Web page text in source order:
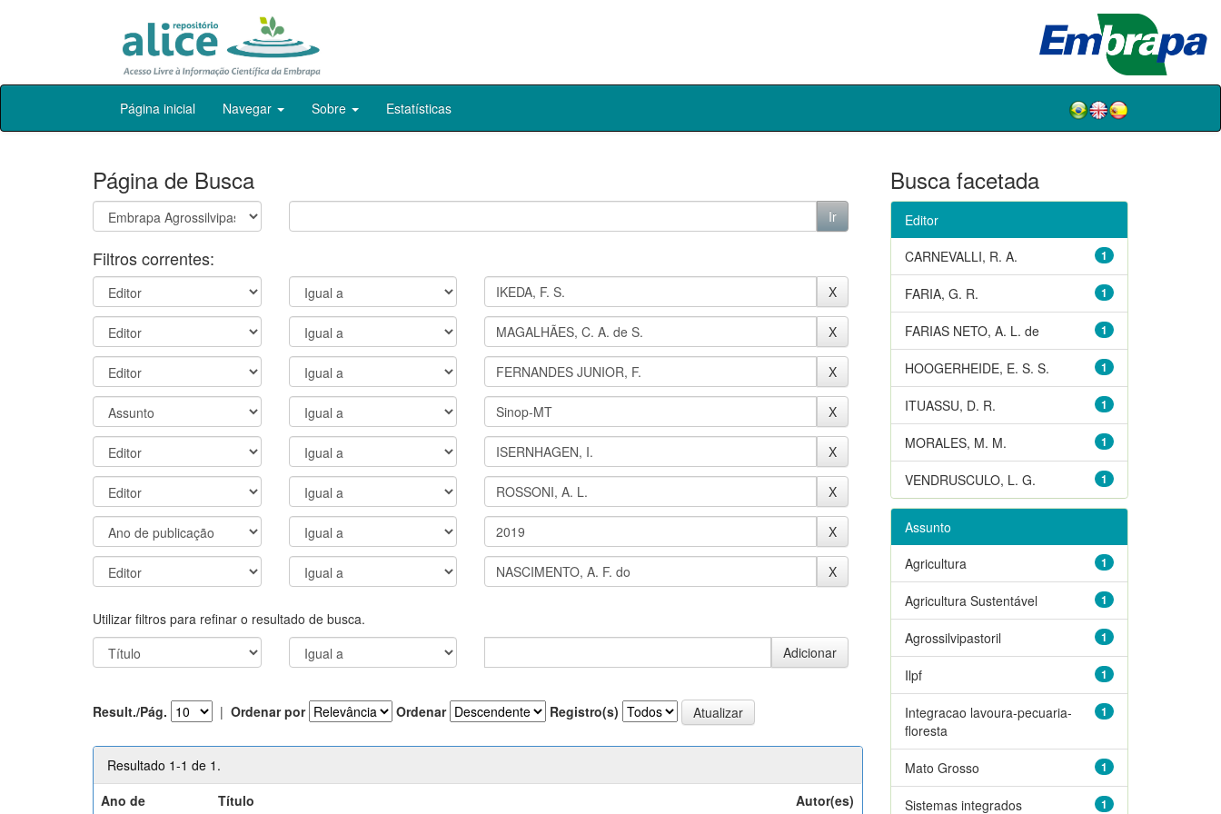
Skip
Página inicial Navegar Sobre Estatísticas
Página de Busca
Filtros correntes:
Utilizar filtros para refinar o resultado de busca.
Result./Pág. | Ordenar por Ordenar Registro(s)
Resultado 1-1 de 1.
Ano de
Título Autor(es)
Busca facetada
Editor
1
CARNEVALLI, R. A.
1
FARIA, G. R.
1
FARIAS NETO, A. L. de
1
HOOGERHEIDE, E. S. S.
1
ITUASSU, D. R.
1
MORALES, M. M.
1
VENDRUSCULO, L. G.
Assunto
1
Agricultura
1
Agricultura Sustentável
1
Agrossilvipastoril
1
Ilpf
1
Integracao lavoura-pecuaria-
floresta
1
Mato Grosso
1
Sistemas integrados